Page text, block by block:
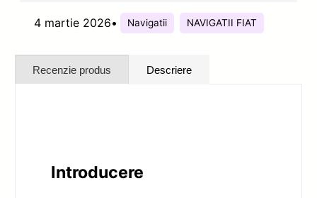
4 martie 2026• Navigatii NAVIGATII FIAT
Recenzie produs Descriere
Introducere